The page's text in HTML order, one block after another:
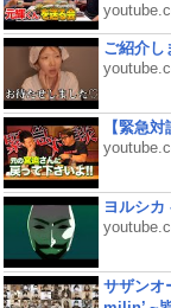
ご紹介し
【緊急
ヨルシ
サザンオ